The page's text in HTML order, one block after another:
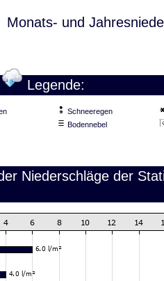
Monats- und
Legende:
Schneeregen
Bodennebel
Niederschläge der